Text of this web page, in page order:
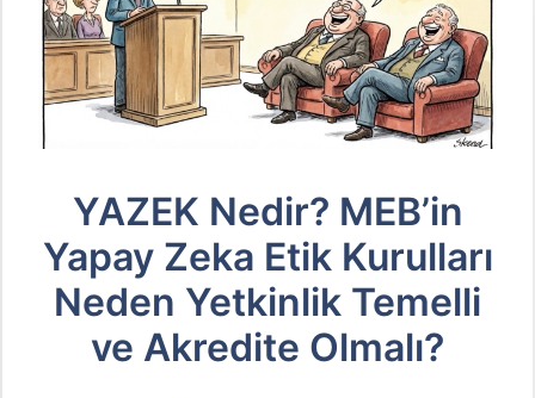
YAZEK Nedir? MEB’in
Yapay Zeka Etik Kurulları
Neden Yetkinlik Temelli
ve Akredite Olmalı?